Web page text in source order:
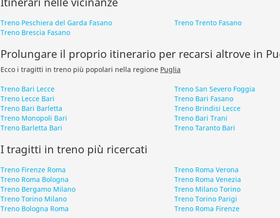
Treno Peschiera del Garda Fasano
Treno Brescia Fasano
Treno Trento Fasano
Prolungare il proprio itinerario per recarsi altrove in
Ecco i tragitti in treno più popolari nella regione Puglia
Treno Bari Lecce
Treno Lecce Bari
Treno Bari Barletta
Treno Monopoli Bari
Treno Barletta Bari
Treno San Severo Foggia
Treno Bari Fasano
Treno Brindisi Lecce
Treno Bari Trani
Treno Taranto Bari
I tragitti in treno più ricercati
Treno Firenze Roma
Treno Roma Bologna
Treno Bergamo Milano
Treno Torino Milano
Treno Bologna Roma
Treno Roma Verona
Treno Roma Venezia
Treno Milano Torino
Treno Torino Parigi
Treno Roma Firenze